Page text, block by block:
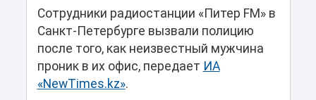
Сотрудники радиостанции «Питер FM» в
Санкт-Петербурге вызвали полицию
после того, как неизвестный мужчина
проник в их офис, передает ИА
«NewTimes.kz».